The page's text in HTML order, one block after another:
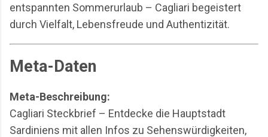
entspannten Sommerurlaub – Cagliari begeistert
durch Vielfalt, Lebensfreude und Authentizität.
Meta-Daten
Meta-Beschreibung:
Cagliari Steckbrief – Entdecke die Hauptstadt
Sardiniens mit allen Infos zu Sehenswürdigkeiten,